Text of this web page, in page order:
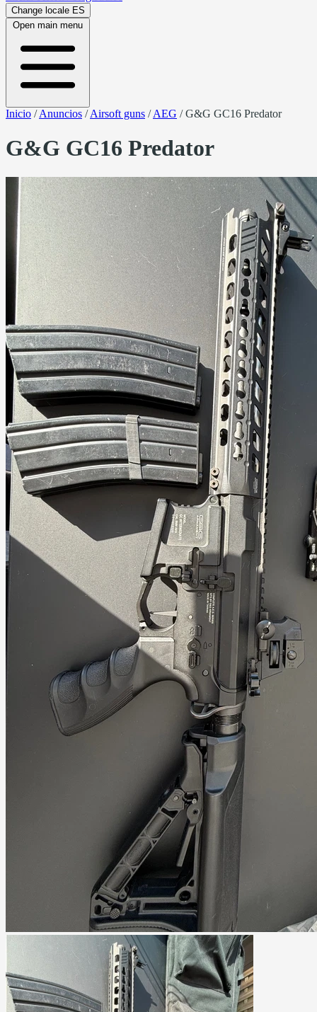
Change locale ES
Open main menu
Inicio /Anuncios /Airsoft guns /AEG /G&G GC16 Predator
G&G GC16 Predator